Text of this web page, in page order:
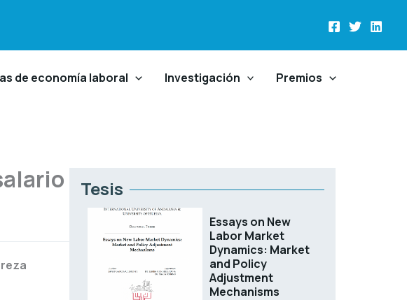
de economía laboral Investigación
Premios
Tesis
Essays on New
Labor Market
Dynamics: Market
and Policy
Adjustment
Mechanisms